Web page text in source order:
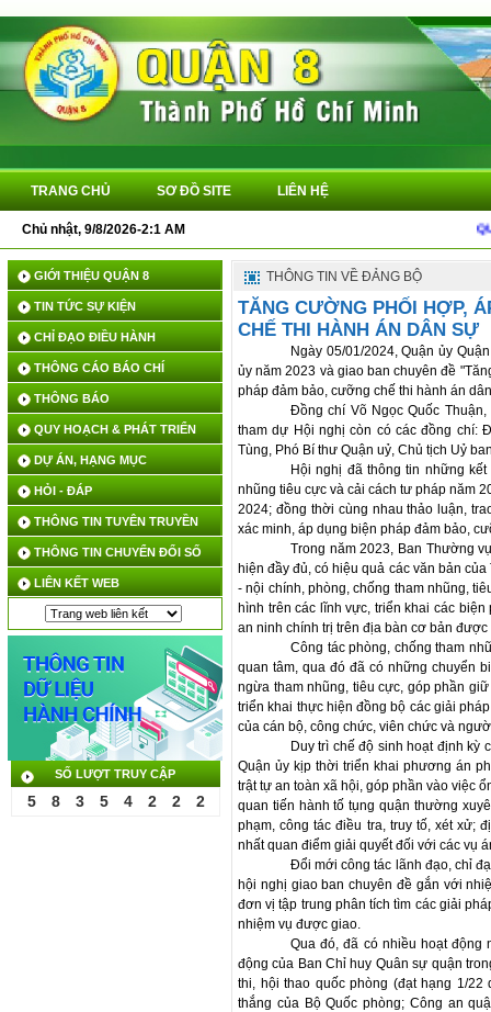
TRANG CHỦ SƠ ĐỒ SITE LIÊN HỆ
Chủ nhật, 9/8/2026-2:1 AM QUYẾT
GIỚI THIỆU QUẬN 8
TIN TỨC SỰ KIỆN
CHỈ ĐẠO ĐIỀU HÀNH
THÔNG CÁO BÁO CHÍ
THÔNG BÁO
QUY HOẠCH & PHÁT TRIỂN
DỰ ÁN, HẠNG MỤC
HỎI - ĐÁP
THÔNG TIN TUYÊN TRUYỀN
THÔNG TIN CHUYỂN ĐỔI SỐ
LIÊN KẾT WEB
SỐ LƯỢT TRUY CẬP
5 8 3 5 4 2 2 2
THÔNG TIN VỀ ĐẢNG BỘ
TĂNG CƯỜNG PHỐI HỢP,
CHẾ THI HÀNH ÁN DÂN SỰ
Ngày 05/01/2024, Quận ủy
ủy năm 2023 và giao ban chuyên đề
pháp đảm bảo, cưỡng chế thi hành án
Đồng chí Võ Ngọc Quốc
tham dự Hội nghị còn có các đồng chí:
Tùng, Phó Bí thư Quận uỷ, Chủ tịch Uỷ
Hội nghị đã thông tin những
nhũng tiêu cực và cải cách tư pháp năm
2024; đồng thời cùng nhau thảo luận,
xác minh, áp dụng biện pháp đảm bảo,
Trong năm 2023, Ban Thường
hiện đầy đủ, có hiệu quả các văn bản
- nội chính, phòng, chống tham nhũng,
hình trên các lĩnh vực, triển khai các
an ninh chính trị trên địa bàn cơ bản
Công tác phòng, chống tham
quan tâm, qua đó đã có những chuyển
ngừa tham nhũng, tiêu cực, góp phần
triển khai thực hiện đồng bộ các giải
của cán bộ, công chức, viên chức và
Duy trì chế độ sinh hoạt định kỳ
Quận ủy kịp thời triển khai phương án
trật tự an toàn xã hội, góp phần vào việc
quan tiến hành tố tụng quận thường
phạm, công tác điều tra, truy tố, xét xử;
nhất quan điểm giải quyết đối với các vụ
Đổi mới công tác lãnh đạo, chỉ
hội nghị giao ban chuyên đề gắn với
đơn vị tập trung phân tích tìm các giải
nhiệm vụ được giao.
Qua đó, đã có nhiều hoạt động
động của Ban Chỉ huy Quân sự quận
thi, hội thao quốc phòng (đạt hạng 1/
thắng của Bộ Quốc phòng; Công an